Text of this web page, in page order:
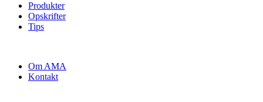
Produkter
Opskrifter
Tips
Om AMA
Kontakt